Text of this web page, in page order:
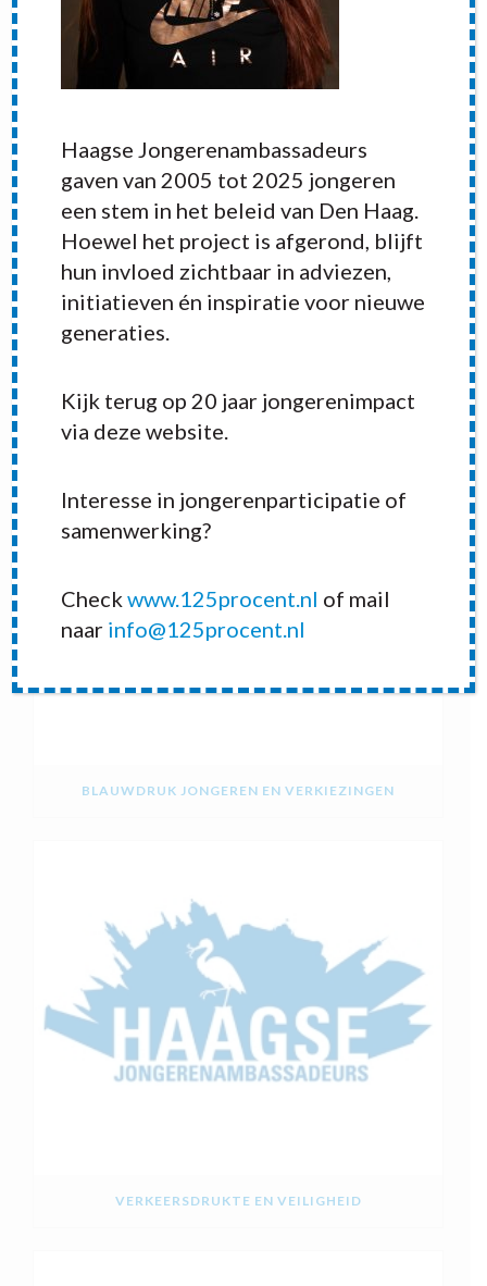
RECENT POSTS
BLAUWDRUK JONGEREN EN VERKIEZINGEN
VERKEERSDRUKTE EN VEILIGHEID
Haagse Jongerenambassadeurs
gaven van 2005 tot 2025 jongeren
een stem in het beleid van Den Haag.
Hoewel het project is afgerond, blijft
hun invloed zichtbaar in adviezen,
initiatieven én inspiratie voor nieuwe
generaties.
Kijk terug op 20 jaar jongerenimpact
via deze website.
Interesse in jongerenparticipatie of
samenwerking?
Checkwww.125procent.nl of mail
naar info@125procent.nl